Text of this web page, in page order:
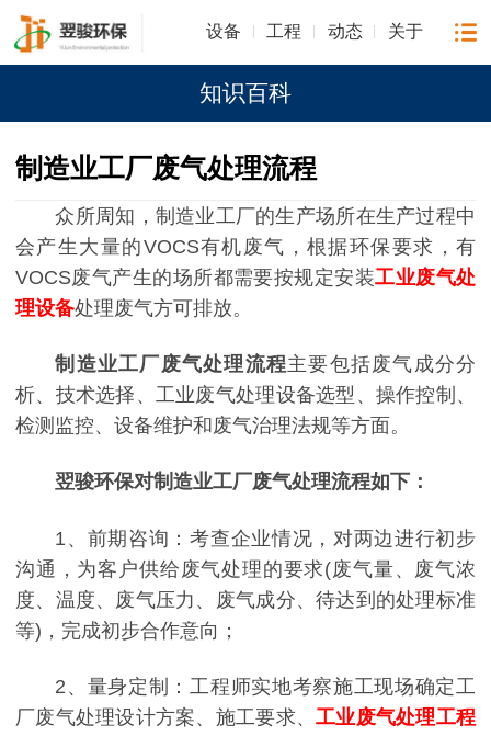
设备 工程 动态 关于
知识百科
制造业工厂废气处理流程
众所周知，制造业工厂的生产场所在生产过程中
会产生大量的VOCS有机废气，根据环保要求，有
VOCS废气产生的场所都需要按规定安装工业废气处
理设备处理废气方可排放。
制造业工厂废气处理流程主要包括废气成分分
析、技术选择、 工业废气处理设备选型、操作控制、
检测监控、设备维护和废气治理法规等方面。
翌骏环保对制造业工厂废气处理流程如下：
1、前期咨询：考查企业情况，对两边进行初步
沟通，为客户供给废气处理的要求(废气量、废气浓
度、温度、废气压力、废气成分、待达到的处理标准
等)，完成初步合作意向；
2、量身定制：工程师实地考察施工现场确定工
厂废气处理设计方案、施工要求、工业废气处理工程